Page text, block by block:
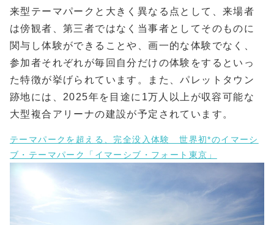
来型テーマパークと大きく異なる点として、来場者
は傍観者、第三者ではなく当事者としてそのものに
関与し体験ができることや、画一的な体験でなく、
参加者それぞれが毎回自分だけの体験をするといっ
た特徴が挙げられています。また、パレットタウン
跡地には、2025年を目途に1万人以上が収容可能な
大型複合アリーナの建設が予定されています。
テーマパークを超える、完全没入体験 世界初*のイマーシ
ブ・テーマパーク「イマーシブ・フォート東京」